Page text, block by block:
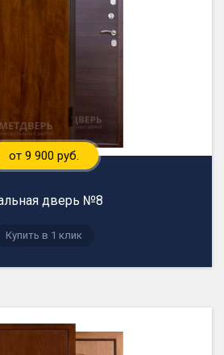
от 9 900 руб.
дверь №8